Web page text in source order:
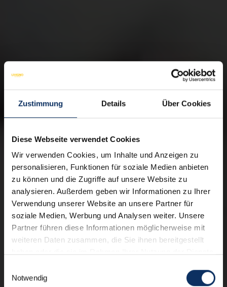
Zustimmung Details Über Cookies
Diese Webseite verwendet Cookies
Wir verwenden Cookies, um Inhalte und Anzeigen zu
personalisieren, Funktionen für soziale Medien anbieten
zu können und die Zugriffe auf unsere Website zu
analysieren. Außerdem geben wir Informationen zu Ihrer
Verwendung unserer Website an unsere Partner für
soziale Medien, Werbung und Analysen weiter. Unsere
Partner führen diese Informationen möglicherweise mit
weiteren Daten zusammen, die Sie ihnen bereitgestellt
Notwendig